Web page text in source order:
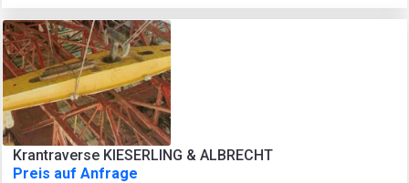
Krantraverse KIESERLING & ALBRECHT
Preis auf Anfrage